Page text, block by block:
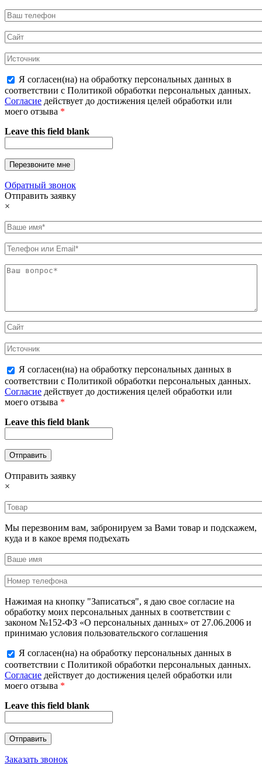
Я согласен(на) на обработку персональных данных в
соответствии с Политикой обработки персональных данных.
Согласие действует до достижения целей обработки или
моего отзыва *
Leave this field blank
Обратный звонок
Отправить заявку
×
Я согласен(на) на обработку персональных данных в
соответствии с Политикой обработки персональных данных.
Согласие действует до достижения целей обработки или
моего отзыва *
Leave this field blank
Отправить заявку
×
Мы перезвоним вам, забронируем за Вами товар и подскажем,
куда и в какое время подъехать
Нажимая на кнопку "Записаться", я даю свое согласие на
обработку моих персональных данных в соответствии с
законом №152-ФЗ «О персональных данных» от 27.06.2006 и
принимаю условия пользовательского соглашения
Я согласен(на) на обработку персональных данных в
соответствии с Политикой обработки персональных данных.
Согласие действует до достижения целей обработки или
моего отзыва *
Leave this field blank
Заказать звонок